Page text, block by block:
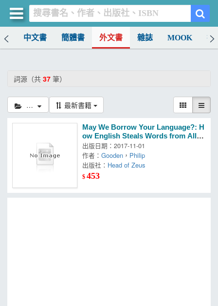
中文書 簡體書 外文書 雜誌 MOOK 找
詞源（共 37 筆）
詞源 最新書籍
May We Borrow Your Language?: H
ow English Steals Words from All o
ver the World
出版日期：2017-11-01
作者：Gooden ， Philip
出版社： Head of Zeus
$453
買書網
書店暢銷榜
簡體書
外文書